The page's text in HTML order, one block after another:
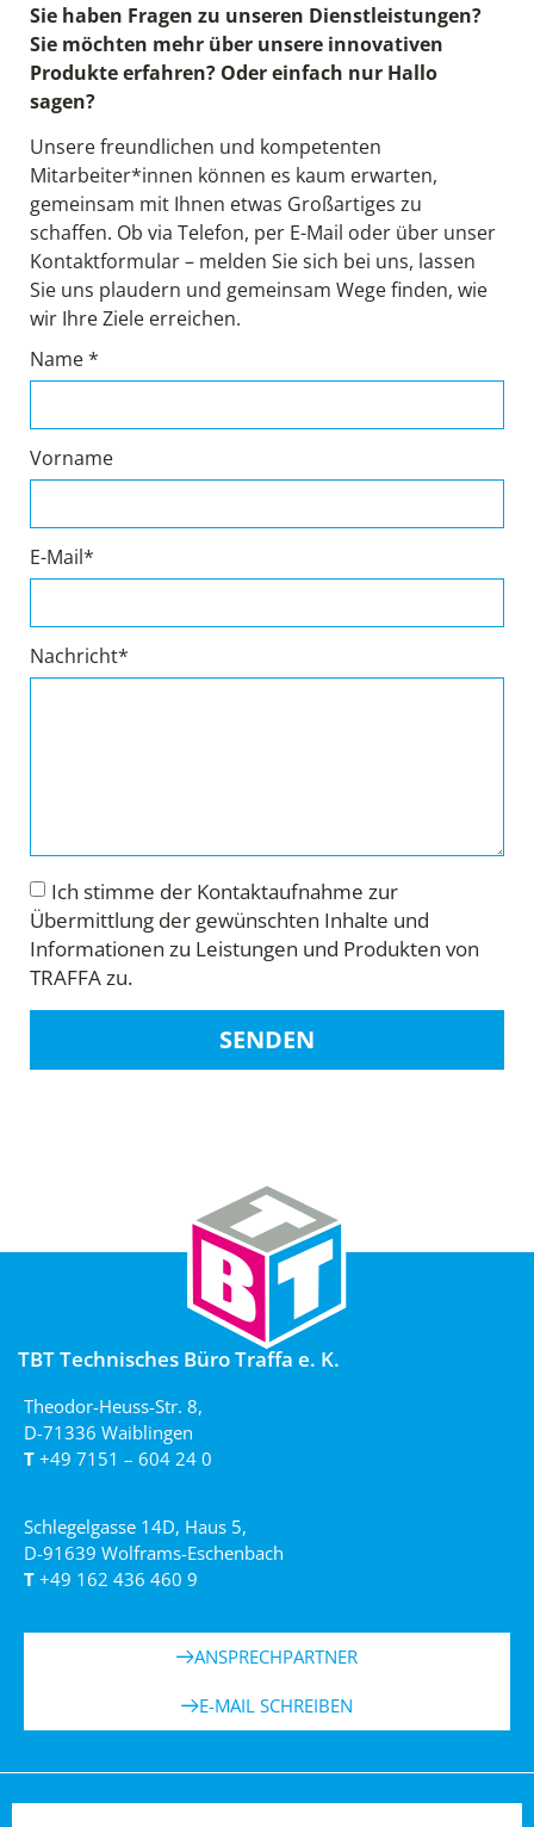
Sie haben Fragen zu unseren Dienstleistungen?
Sie möchten mehr über unsere innovativen
Produkte erfahren? Oder einfach nur Hallo
sagen?
Unsere freundlichen und kompetenten
Mitarbeiter*innen können es kaum erwarten,
gemeinsam mit Ihnen etwas Großartiges zu
schaffen. Ob via Telefon, per E-Mail oder über unser
Kontaktformular – melden Sie sich bei uns, lassen
Sie uns plaudern und gemeinsam Wege finden, wie
wir Ihre Ziele erreichen.
Name *
Vorname
E-Mail*
Nachricht*
Ich stimme der Kontaktaufnahme zur
Übermittlung der gewünschten Inhalte und
Informationen zu Leistungen und Produkten von
TRAFFA zu.
SENDEN
TBT Technisches Büro Traffa e. K.
Theodor-Heuss-Str. 8,
D-71336 Waiblingen
T +49 7151 – 604 24 0
Schlegelgasse 14D, Haus 5,
D-91639 Wolframs-Eschenbach
T +49 162 436 460 9
ANSPRECHPARTNER
E-MAIL SCHREIBEN